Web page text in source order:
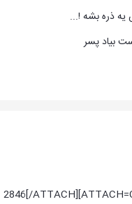
یه ذره بشه !...
بیاد پسر